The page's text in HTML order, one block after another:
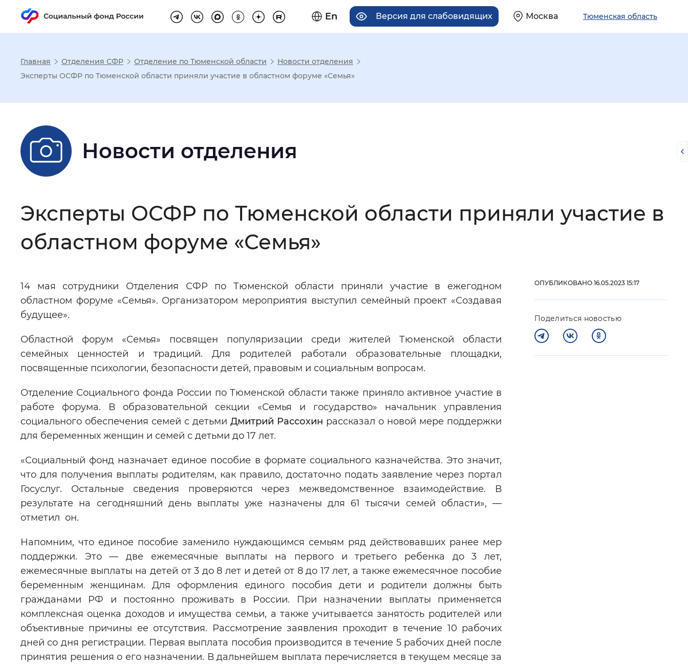
En Версия для слабовидящих Москва Тюменская область
Настройка режима отображения
Шрифт: Без засечек С засечками
Интервал между буквами Увеличенный
Цвет сайта Монохромный Инверсивный монохромный
Изображения Включены Выключены
Вернуть стандартные настройки
Главная Отделения СФР Отделение по Тюменской области
Новости отделения
Эксперты ОСФР по Тюменской области приняли участие в областном форуме «Семья»
Новости отделения
Эксперты ОСФР по Тюменской области приняли участие в
областном форуме «Семья»
14 мая сотрудники Отделения СФР по Тюменской области приняли участие в ежегодном
областном форуме «Семья». Организатором мероприятия выступил семейный проект «Создавая
будущее».
Областной форум «Семья» посвящен популяризации среди жителей Тюменской области
семейных ценностей и традиций. Для родителей работали образовательные площадки,
посвященные психологии, безопасности детей, правовым и социальным вопросам.
Отделение Социального фонда России по Тюменской области также приняло активное участие в
работе форума. В образовательной секции «Семья и государство» начальник управления
социального обеспечения семей с детьми Дмитрий Рассохин рассказал о новой мере поддержки
для беременных женщин и семей с детьми до 17 лет.
«Социальный фонд назначает единое пособие в формате социального казначейства. Это значит,
что для получения выплаты родителям, как правило, достаточно подать заявление через портал
Госуслуг. Остальные сведения проверяются через межведомственное взаимодействие. В
результате на сегодняшний день выплаты уже назначены для 61 тысячи семей области», —
отметил он.
Напомним, что единое пособие заменило нуждающимся семьям ряд действовавших ранее мер
поддержки. Это — две ежемесячные выплаты на первого и третьего ребенка до 3 лет,
ежемесячные выплаты на детей от 3 до 8 лет и детей от 8 до 17 лет, а также ежемесячное пособие
беременным женщинам. Для оформления единого пособия дети и родители должны быть
гражданами РФ и постоянно проживать в России. При назначении выплаты применяется
комплексная оценка доходов и имущества семьи, а также учитывается занятость родителей или
объективные причины ее отсутствия. Рассмотрение заявления проходит в течение 10 рабочих
дней со дня регистрации. Первая выплата пособия производится в течение 5 рабочих дней после
принятия решения о его назначении. В дальнейшем выплата перечисляется в текущем месяце за
ОПУБЛИКОВАНО 16.05.2023 15:17
Поделиться новостью